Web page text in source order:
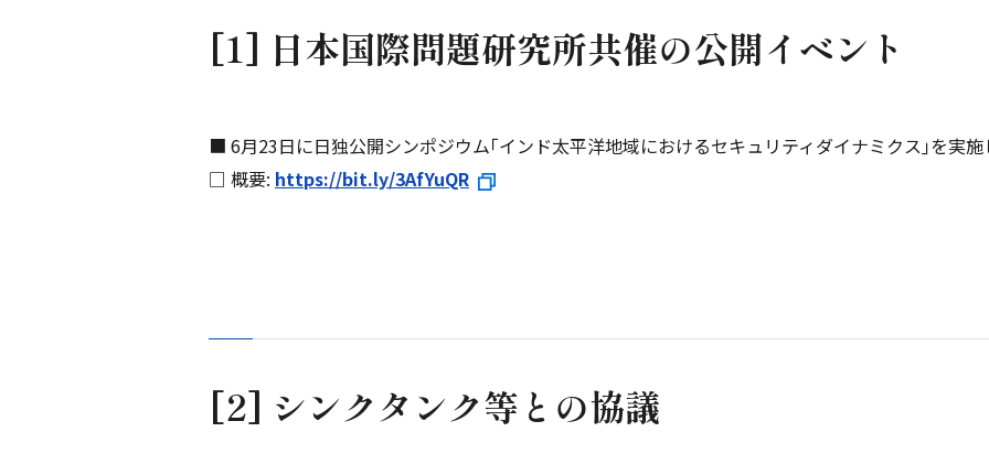
[1] 日本国際問題研究所共催の公開イベント
■ 6月23日に日独公開シンポジウム｢インド太平洋地域におけるセキュリティダイナミクス｣を実施
□ 概要: https://bit.ly/3AfYuQR
[2] シンクタンク等との協議